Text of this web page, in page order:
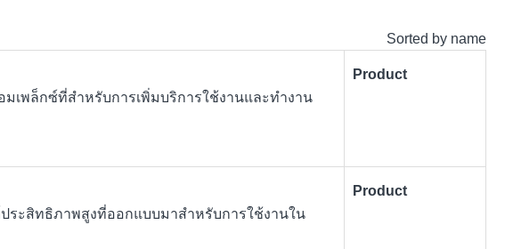
Sorted by name
มเพล็กซ์ที่สำหรับการเพิ่มบริการใช้งานและทำงาน
Product
ระสิทธิภาพสูงที่ออกแบบมาสำหรับการใช้งานใน
Product